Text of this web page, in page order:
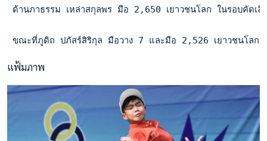
ด้านภาธรรม เหล่าสกุลพร มือ 2,650 เยาวชนโลก ในรอบคัด
ขณะที่ภูดิถ ปภัสร์สิริกุล มือวาง 7 และมือ 2,526 เยาวชนโลก
แฟ้มภาพ